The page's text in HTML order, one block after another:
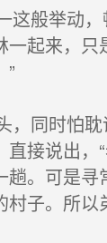
般举动，
一起来，只
”
同时怕耽
直接说出，
趟。可是
村子。所